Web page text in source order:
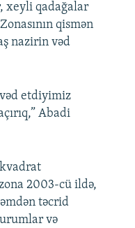
xeyli qadağalar
qismən
nazirin vəd
vəd etdiyimiz
Abadi
kvadrat
2003-cü ildə,
təcrid
və